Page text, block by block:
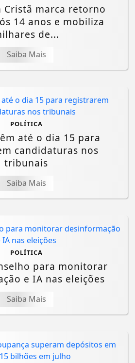
Cristã marca retorno
14 anos e mobiliza
de...
Saiba Mais
POLÍTICA
até o dia 15 para
candidaturas nos
tribunais
Saiba Mais
POLÍTICA
para monitorar
e IA nas eleições
Saiba Mais